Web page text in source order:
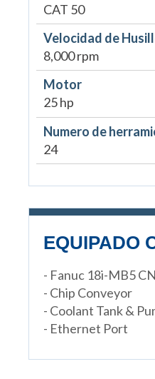
CAT 50
Velocidad de
8,000 rpm
Motor
25 hp
Numero de
24
EQUIPADO
- Fanuc 18i-MB5
- Chip Conveyor
- Coolant Tank &
- Ethernet Port